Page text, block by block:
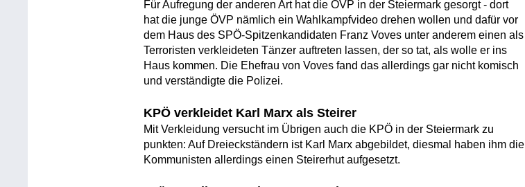
Für Aufregung der anderen Art hat die ÖVP in der Steiermark gesorgt - dort
hat die junge ÖVP nämlich ein Wahlkampfvideo drehen wollen und dafür vor
dem Haus des SPÖ-Spitzenkandidaten Franz Voves unter anderem einen als
Terroristen verkleideten Tänzer auftreten lassen, der so tat, als wolle er ins
Haus kommen. Die Ehefrau von Voves fand das allerdings gar nicht komisch
und verständigte die Polizei.
KPÖ verkleidet Karl Marx als Steirer
Mit Verkleidung versucht im Übrigen auch die KPÖ in der Steiermark zu
punkten: Auf Dreieckständern ist Karl Marx abgebildet, diesmal haben ihm die
Kommunisten allerdings einen Steirerhut aufgesetzt.